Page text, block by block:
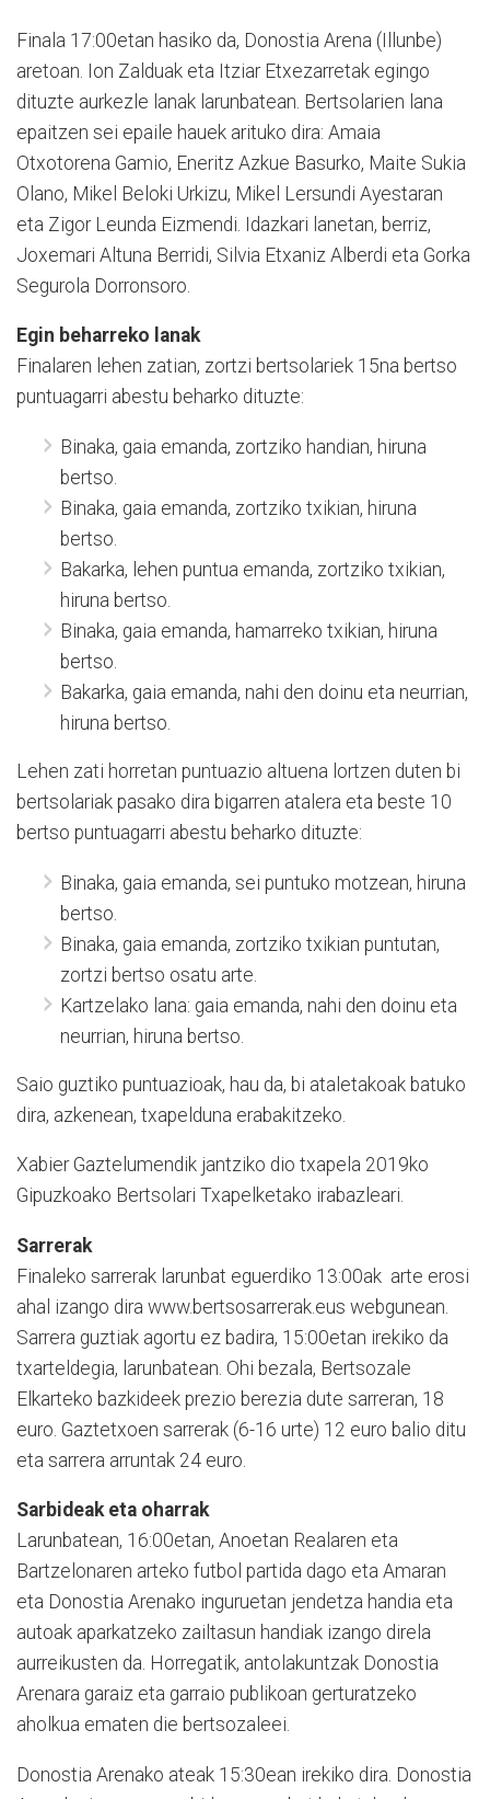
Finala 17:00etan hasiko da, Donostia Arena (Illunbe)
aretoan. Ion Zalduak eta Itziar Etxezarretak egingo
dituzte aurkezle lanak larunbatean. Bertsolarien lana
epaitzen sei epaile hauek arituko dira: Amaia
Otxotorena Gamio, Eneritz Azkue Basurko, Maite Sukia
Olano, Mikel Beloki Urkizu, Mikel Lersundi Ayestaran
eta Zigor Leunda Eizmendi. Idazkari lanetan, berriz,
Joxemari Altuna Berridi, Silvia Etxaniz Alberdi eta Gorka
Segurola Dorronsoro.
Egin beharreko lanak
Finalaren lehen zatian, zortzi bertsolariek 15na bertso
puntuagarri abestu beharko dituzte:
Binaka, gaia emanda, zortziko handian, hiruna
bertso.
Binaka, gaia emanda, zortziko txikian, hiruna
bertso.
Bakarka, lehen puntua emanda, zortziko txikian,
hiruna bertso.
Binaka, gaia emanda, hamarreko txikian, hiruna
bertso.
Bakarka, gaia emanda, nahi den doinu eta neurrian,
hiruna bertso.
Lehen zati horretan puntuazio altuena lortzen duten bi
bertsolariak pasako dira bigarren atalera eta beste 10
bertso puntuagarri abestu beharko dituzte:
Binaka, gaia emanda, sei puntuko motzean, hiruna
bertso.
Binaka, gaia emanda, zortziko txikian puntutan,
zortzi bertso osatu arte.
Kartzelako lana: gaia emanda, nahi den doinu eta
neurrian, hiruna bertso.
Saio guztiko puntuazioak, hau da, bi ataletakoak batuko
dira, azkenean, txapelduna erabakitzeko.
Xabier Gaztelumendik jantziko dio txapela 2019ko
Gipuzkoako Bertsolari Txapelketako irabazleari.
Sarrerak
Finaleko sarrerak larunbat eguerdiko 13:00ak arte erosi
ahal izango dira www.bertsosarrerak.eus webgunean.
Sarrera guztiak agortu ez badira, 15:00etan irekiko da
txarteldegia, larunbatean. Ohi bezala, Bertsozale
Elkarteko bazkideek prezio berezia dute sarreran, 18
euro. Gaztetxoen sarrerak (6-16 urte) 12 euro balio ditu
eta sarrera arruntak 24 euro.
Sarbideak eta oharrak
Larunbatean, 16:00etan, Anoetan Realaren eta
Bartzelonaren arteko futbol partida dago eta Amaran
eta Donostia Arenako inguruetan jendetza handia eta
autoak aparkatzeko zailtasun handiak izango direla
aurreikusten da. Horregatik, antolakuntzak Donostia
Arenara garaiz eta garraio publikoan gerturatzeko
aholkua ematen die bertsozaleei.
Donostia Arenako ateak 15:30ean irekiko dira. Donostia